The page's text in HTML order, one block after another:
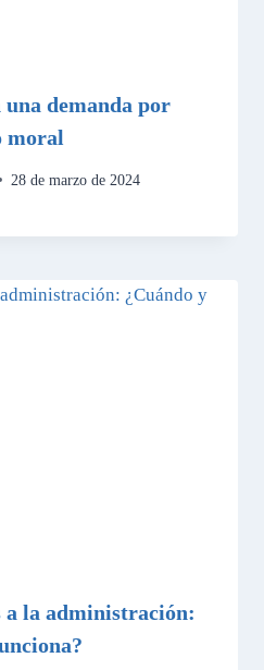
una demanda por
moral
28 de marzo de 2024
a la administración: